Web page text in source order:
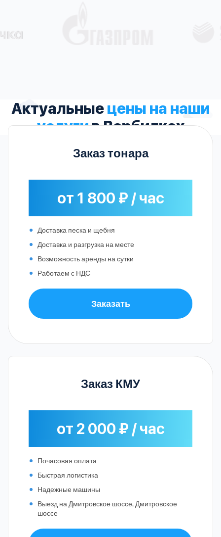
Актуальныецены на наши
услугив Вербилках
Заказ тонара
от 1 800 ₽ / час
Доставка песка и щебня
Доставка и разгрузка на месте
Возможность аренды на сутки
Работаем с НДС
Заказать
Заказ КМУ
от 2 000 ₽ / час
Почасовая оплата
Быстрая логистика
Надежные машины
Выезд на Дмитровское шоссе, Дмитровское
шоссе